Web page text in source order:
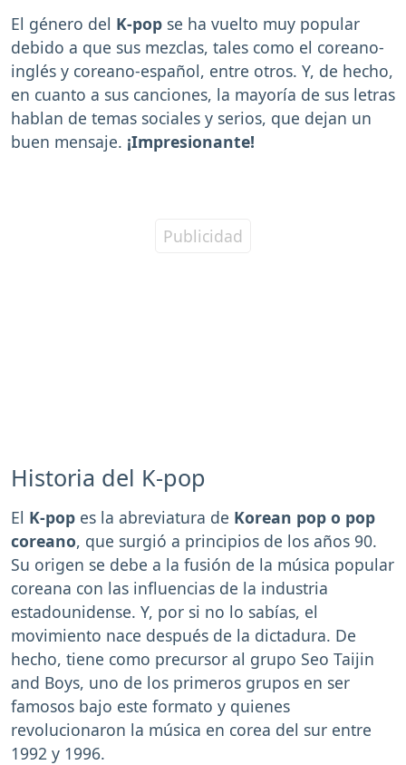
El género del K-pop se ha vuelto muy popular
debido a que sus mezclas, tales como el coreano-
inglés y coreano-español, entre otros. Y, de hecho,
en cuanto a sus canciones, la mayoría de sus letras
hablan de temas sociales y serios, que dejan un
buen mensaje. ¡Impresionante!
Historia del K-pop
El K-pop es la abreviatura de Korean pop o pop
coreano, que surgió a principios de los años 90.
Su origen se debe a la fusión de la música popular
coreana con las influencias de la industria
estadounidense. Y, por si no lo sabías, el
movimiento nace después de la dictadura. De
hecho, tiene como precursor al grupo Seo Taijin
and Boys, uno de los primeros grupos en ser
famosos bajo este formato y quienes
revolucionaron la música en corea del sur entre
1992 y 1996.